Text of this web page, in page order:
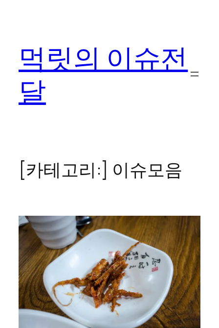
먹릿의 이슈전
달
[카테고리:] 이슈모음